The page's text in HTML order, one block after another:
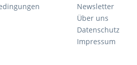
Newsletter
Über uns
Datenschutz
Impressum